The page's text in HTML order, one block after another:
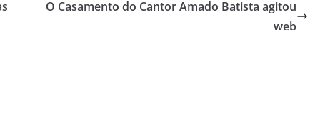
O Casamento do Cantor Amado Batista agitou
web